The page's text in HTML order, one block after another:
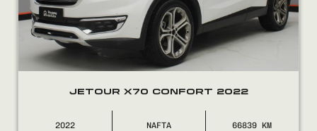
Encontranos en
JETOUR X70 CONFORT 2022
2022 NAFTA 66839